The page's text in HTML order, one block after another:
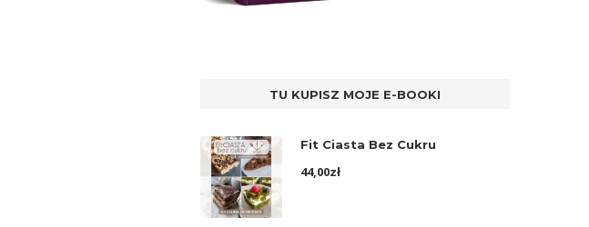
TU KUPISZ MOJE E-BOOKI
Fit Ciasta Bez Cukru
44,00zł